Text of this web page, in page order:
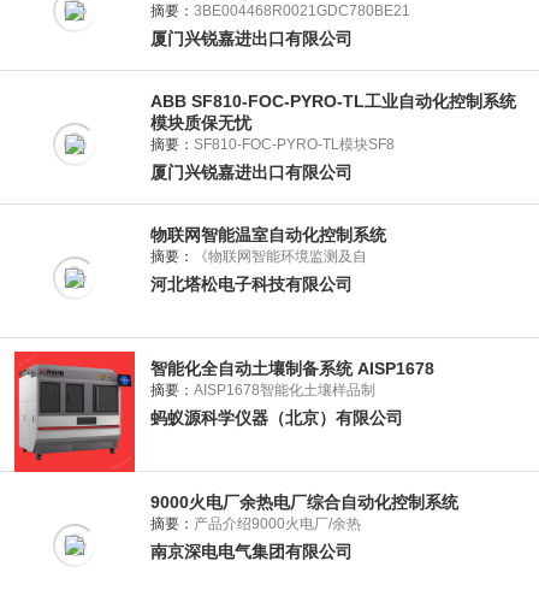
摘要： 3BE004468R0021GDC780BE21
厦门兴锐嘉进出口有限公司
ABB SF810-FOC-PYRO-TL工业自动化控制系统
模块质保无忧
摘要： SF810-FOC-PYRO-TL模块SF8
厦门兴锐嘉进出口有限公司
物联网智能温室自动化控制系统
摘要： 《物联网智能环境监测及自
河北塔松电子科技有限公司
智能化全自动土壤制备系统 AISP1678
摘要： AISP1678智能化土壤样品制
蚂蚁源科学仪器（北京）有限公司
9000火电厂余热电厂综合自动化控制系统
摘要： 产品介绍9000火电厂/余热
南京深电电气集团有限公司